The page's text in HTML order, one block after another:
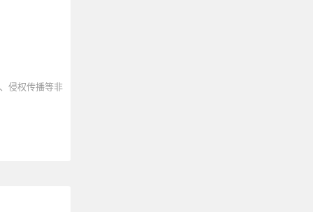
侵权传播等非